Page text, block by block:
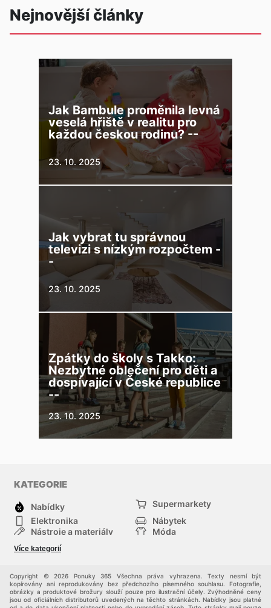
Nejnovější články
Jak Bambule proměnila levná
veselá hřiště v realitu pro
každou českou rodinu? --
23. 10. 2025
Jak vybrat tu správnou
televizi s nízkým rozpočtem -
-
23. 10. 2025
Zpátky do školy s Takko:
Nezbytné oblečení pro děti a
dospívající v České republice
--
23. 10. 2025
KATEGORIE
Nabídky
Supermarkety
Elektronika
Nábytek
Nástroje a materiály
Móda
Děti
Více kategorií
Copyright © 2026 Ponuky 365 Všechna práva vyhrazena. Texty nesmí být
kopírovány ani reprodukovány bez předchozího písemného souhlasu. Fotografie,
obrázky a produktové brožury slouží pouze pro ilustrační účely. Zvýhodněné ceny
jsou od oficiálních distributorů uvedených na těchto stránkách. Nabídky jsou platné